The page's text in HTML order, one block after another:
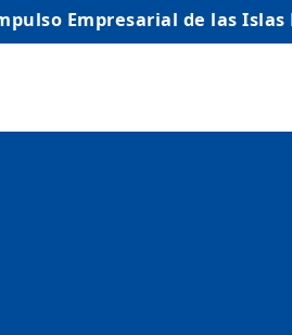
Empresarial de las Islas